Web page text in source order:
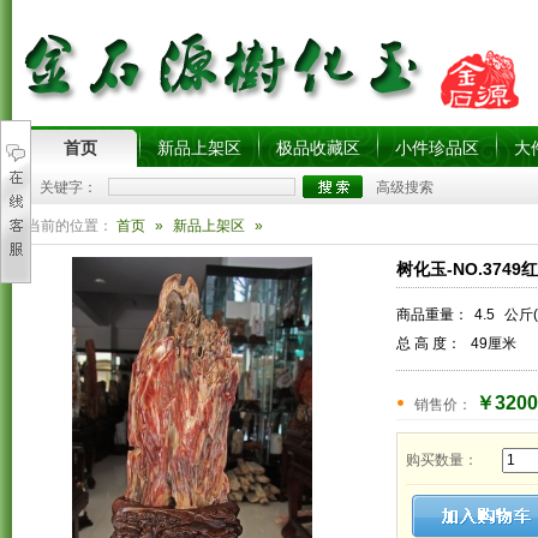
首页 新品上架区 极品收藏区 小件珍品区 大
关键字： 高级搜索
您当前的位置： 首页 » 新品上架区 »
树化玉-NO.3749
商品重量： 4.5 公斤
总 高 度：
49厘米
销售价： ￥3200
购买数量：